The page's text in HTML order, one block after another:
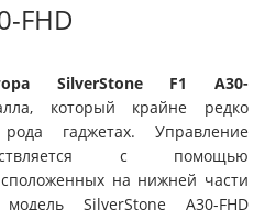
- ответ
FHD
SilverStone F1 A30-
который крайне редко
гаджетах. Управление
с помощью
на нижней части
SilverStone A30-FHD